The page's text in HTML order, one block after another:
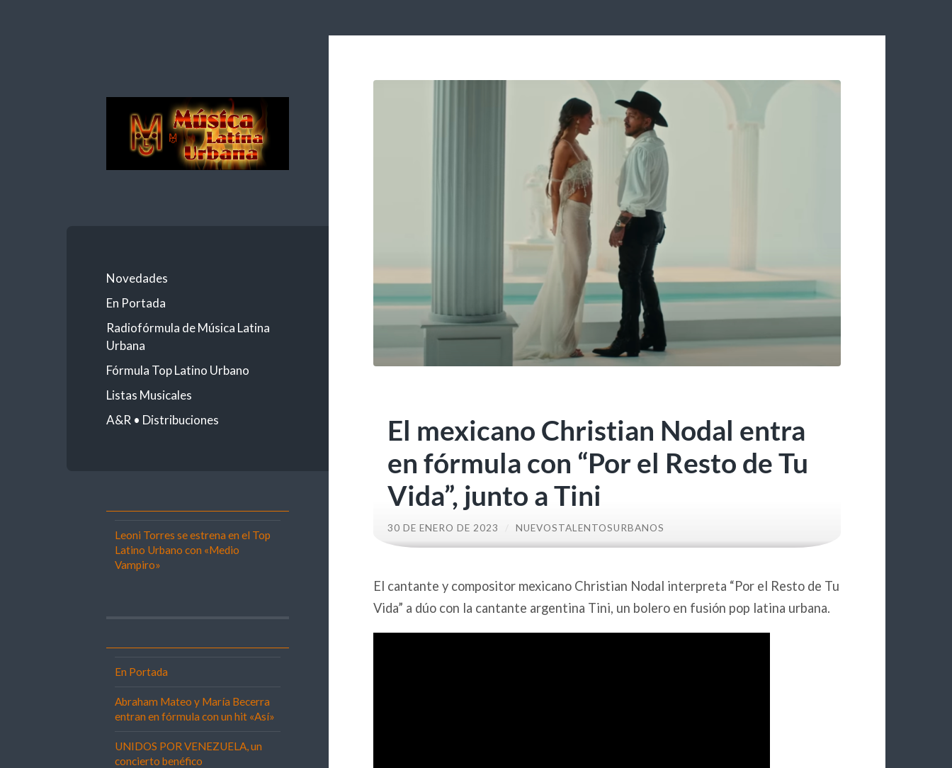
Novedades
En Portada
Radiofórmula de Música Latina
Urbana
Fórmula Top Latino Urbano
Listas Musicales
A&R • Distribuciones
Leoni Torres se estrena en el Top
Latino Urbano con «Medio
Vampiro»
En Portada
Abraham Mateo y María Becerra
entran en fórmula con un hit «Así»
UNIDOS POR VENEZUELA, un
concierto benéfico
El mexicano Christian Nodal entra
en fórmula con “Por el Resto de Tu
Vida”, junto a Tini
30 DE ENERO DE 2023 NUEVOSTALENTOSURBANOS
El cantante y compositor mexicano Christian Nodal interpreta “Por el Resto de Tu
Vida” a dúo con la cantante argentina Tini, un bolero en fusión pop latina urbana.